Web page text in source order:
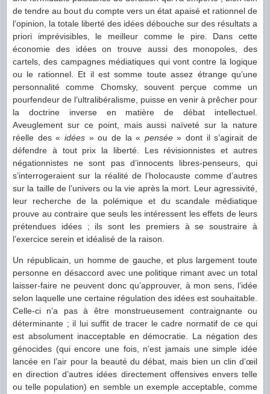
de tendre au bout du compte vers un état apaisé et rationnel de
l’opinion, la totale liberté des idées débouche sur des résultats a
priori imprévisibles, le meilleur comme le pire. Dans cette
économie des idées on trouve aussi des monopoles, des
cartels, des campagnes médiatiques qui vont contre la logique
ou le rationnel. Et il est somme toute assez étrange qu’une
personnalité comme Chomsky, souvent perçue comme un
pourfendeur de l’ultralibéralisme, puisse en venir à prêcher pour
la doctrine inverse en matière de débat intellectuel.
Aveuglement sur ce point, mais aussi naïveté sur la nature
réelle des « idées » ou de la « pensée» dont il s’agirait de
défendre à tout prix la liberté. Les révisionnistes et autres
négationnistes ne sont pas d’innocents libres-penseurs, qui
s’interrogeraient sur la réalité de l’holocauste comme d’autres
sur la taille de l’univers ou la vie après la mort. Leur agressivité,
leur recherche de la polémique et du scandale médiatique
prouve au contraire que seuls les intéressent les effets de leurs
prétendues idées ; ils sont les premiers à se soustraire à
l’exercice serein et idéalisé de la raison.
Un républicain, un homme de gauche, et plus largement toute
personne en désaccord avec une politique rimant avec un total
laisser-faire ne peuvent donc qu’approuver, à mon sens, l’idée
selon laquelle une certaine régulation des idées est souhaitable.
Celle-ci n’a pas à être monstrueusement contraignante ou
déterminante ; il lui suffit de tracer le cadre normatif de ce qui
est absolument inacceptable en démocratie. La négation des
génocides (qui encore une fois, n’est jamais une simple idée
lancée en l’air pour la beauté du débat, mais bien un clin d’œil
en direction d’autres idées directement offensives envers telle
ou telle population) en semble un exemple acceptable, comme